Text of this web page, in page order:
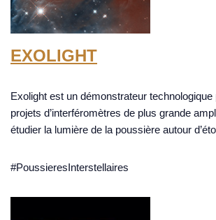
EXOLIGHT
Exolight est un démonstrateur technologique
projets d’interféromètres de plus grande
étudier la lumière de la poussière autour
#PoussieresInterstellaires